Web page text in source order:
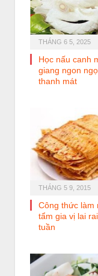
THÁNG 6 5, 2025
Học nấu canh
giang ngon
thanh mát
THÁNG 5 9, 2015
Công thức làm
tẩm gia vị lai
tuần